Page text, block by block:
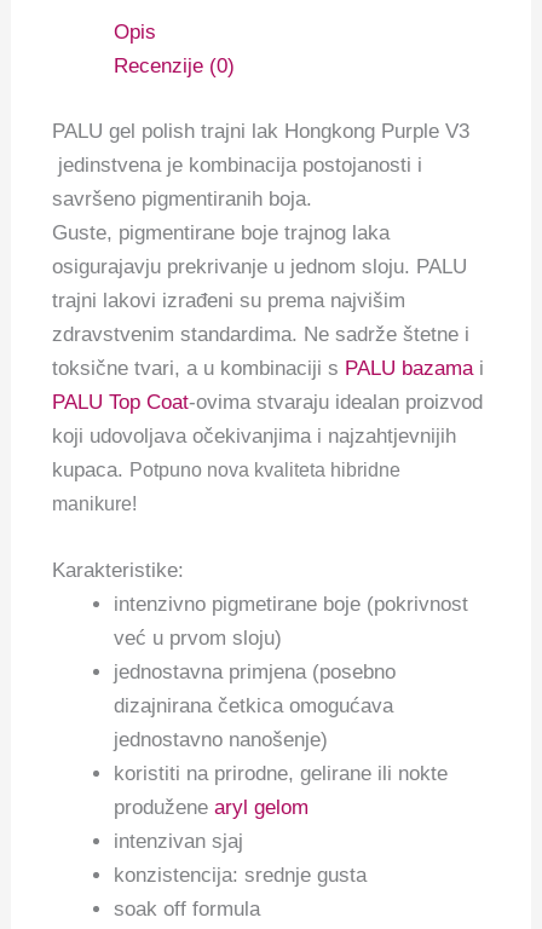
Opis
Recenzije (0)
PALU gel polish trajni lak Hongkong Purple V3
jedinstvena je kombinacija postojanosti i
savršeno pigmentiranih boja.
Guste, pigmentirane boje trajnog laka
osigurajavju prekrivanje u jednom sloju. PALU
trajni lakovi izrađeni su prema najvišim
zdravstvenim standardima. Ne sadrže štetne i
toksične tvari, a u kombinaciji s PALU bazama i
PALU Top Coat-ovima stvaraju idealan proizvod
koji udovoljava očekivanjima i najzahtjevnijih
kupaca. Potpuno nova kvaliteta hibridne
manikure!
Karakteristike:
intenzivno pigmetirane boje (pokrivnost
već u prvom sloju)
jednostavna primjena (posebno
dizajnirana četkica omogućava
jednostavno nanošenje)
koristiti na prirodne, gelirane ili nokte
produženearyl gelom
intenzivan sjaj
konzistencija: srednje gusta
soak off formula